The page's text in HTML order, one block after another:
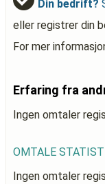
Din bedrift?
eller registrer din
For mer
Erfaring fra
Ingen omtaler
OMTALE
Ingen omtaler